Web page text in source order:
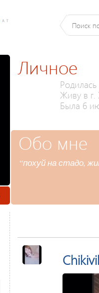
Личное
Живу в г.
Была 6
Обо мне
“похуй на стадо,